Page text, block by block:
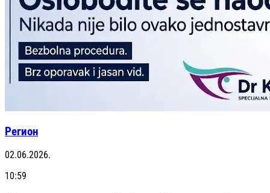
Регион
02.06.2026.
10:59